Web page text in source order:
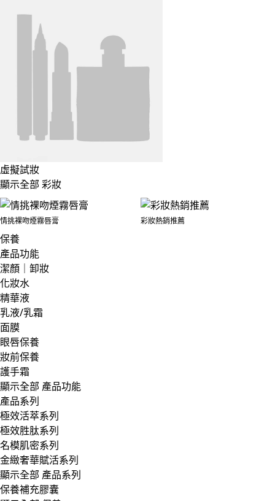
虛擬試妝
顯示全部 彩妝
情挑裸吻煙霧唇膏 彩妝熱銷推薦
保養
產品功能
潔顏｜卸妝
化妝水
精華液
乳液/乳霜
面膜
眼唇保養
妝前保養
護手霜
顯示全部 產品功能
產品系列
極效活萃系列
極效胜肽系列
名模肌密系列
金緻奢華賦活系列
顯示全部 產品系列
保養補充膠囊